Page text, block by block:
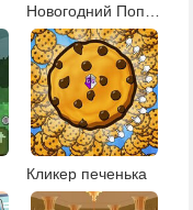
Новогодний Поп Ит
Кликер печенька